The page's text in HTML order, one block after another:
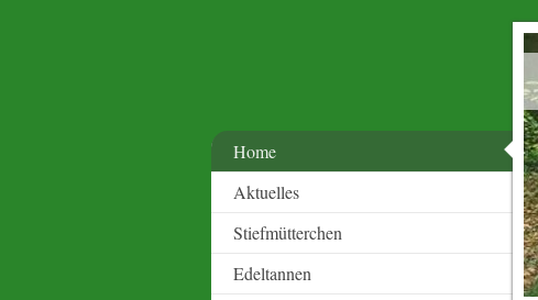
Home
Aktuelles
Stiefmütterchen
Edeltannen